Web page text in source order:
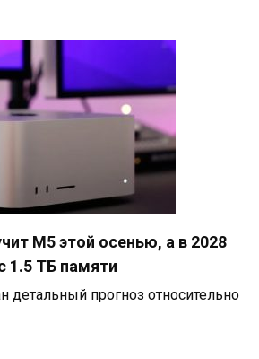
M5 этой осенью, а в 2028
1.5 ТБ памяти
детальный прогноз относительно